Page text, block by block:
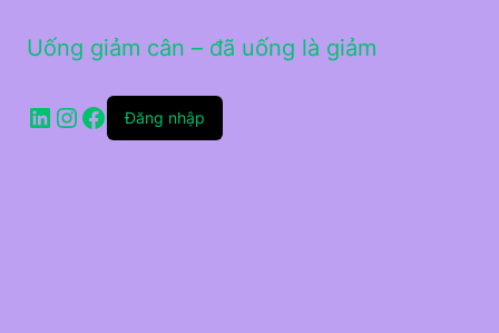
Uống giảm cân – đã uống là giảm
LinkedIn
Instagram
Facebook
Đăng nhập